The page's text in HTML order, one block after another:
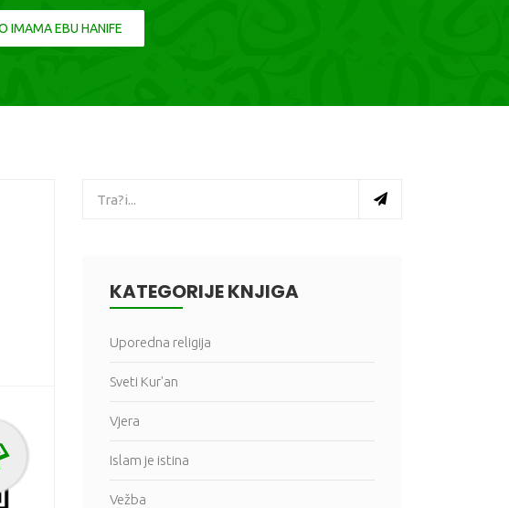
IMAMA EBU HANIFE
KATEGORIJE KNJIGA
Uporedna religija
Sveti Kur'an
Vjera
Islam je istina
Vežba